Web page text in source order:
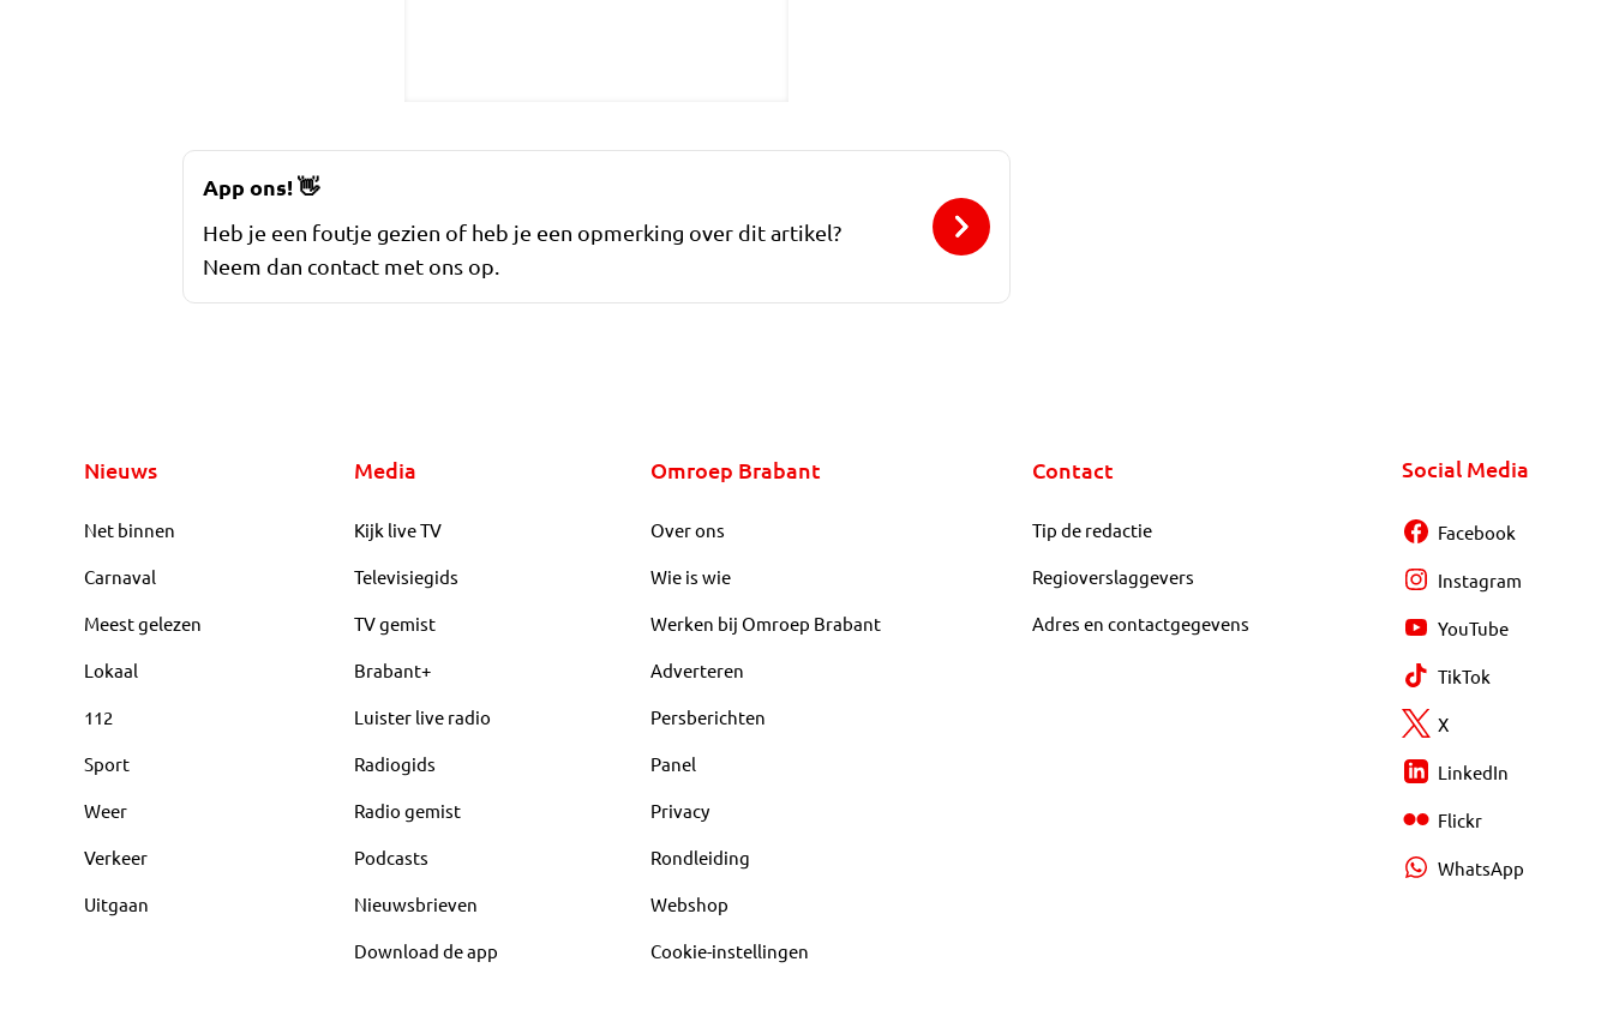
App ons!👋
Heb je een foutje gezien of heb je een opmerking over dit artikel?
Neem dan contact met ons op.
Nieuws
Net binnen
Carnaval
Meest gelezen
Lokaal
112
Sport
Weer
Verkeer
Uitgaan
Media
Kijk live TV
Televisiegids
TV gemist
Brabant+
Luister live radio
Radiogids
Radio gemist
Podcasts
Nieuwsbrieven
Download de app
Omroep Brabant
Over ons
Wie is wie
Werken bij Omroep Brabant
Adverteren
Persberichten
Panel
Privacy
Rondleiding
Webshop
Cookie-instellingen
Contact
Tip de redactie
Regioverslaggevers
Adres en contactgegevens
Social Media
Facebook
Instagram
YouTube
TikTok
X
LinkedIn
Flickr
WhatsApp